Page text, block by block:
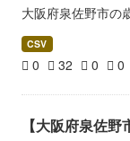
大阪府泉佐野市の
CSV
0 32 0 0
【大阪府泉佐